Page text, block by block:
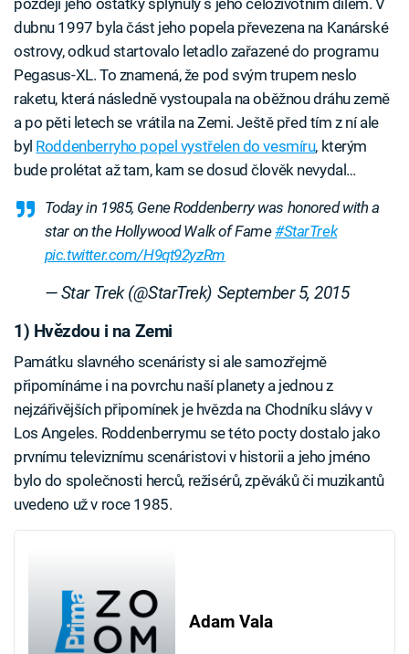
dubnu 1997 byla část jeho popela převezena na Kanárské
ostrovy, odkud startovalo letadlo zařazené do programu
Pegasus-XL. To znamená, že pod svým trupem neslo
raketu, která následně vystoupala na oběžnou dráhu země
a po pěti letech se vrátila na Zemi. Ještě před tím z ní ale
byl Roddenberryho popel vystřelen do vesmíru, kterým
bude prolétat až tam, kam se dosud člověk nevydal…
Today in 1985, Gene Roddenberry was honored with a
star on the Hollywood Walk of Fame#StarTrek
pic.twitter.com/H9qt92yzRm
— Star Trek (@StarTrek) September 5, 2015
1) Hvězdou i na Zemi
Památku slavného scenáristy si ale samozřejmě
připomínáme i na povrchu naší planety a jednou z
nejzářivějších připomínek je hvězda na Chodníku slávy v
Los Angeles. Roddenberrymu se této pocty dostalo jako
prvnímu televiznímu scenáristovi v historii a jeho jméno
bylo do společnosti herců, režisérů, zpěváků či muzikantů
uvedeno už v roce 1985.
Adam Vala